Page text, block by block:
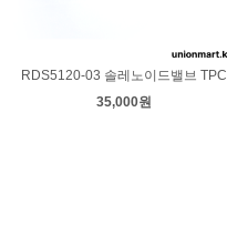
RDS5120-03 솔레노이드밸브 TPC
35,000원